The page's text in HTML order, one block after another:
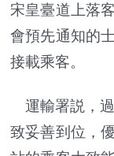
宋皇臺道上落
會預先通知的
接載乘客。
運輸署説，
致妥善到位，